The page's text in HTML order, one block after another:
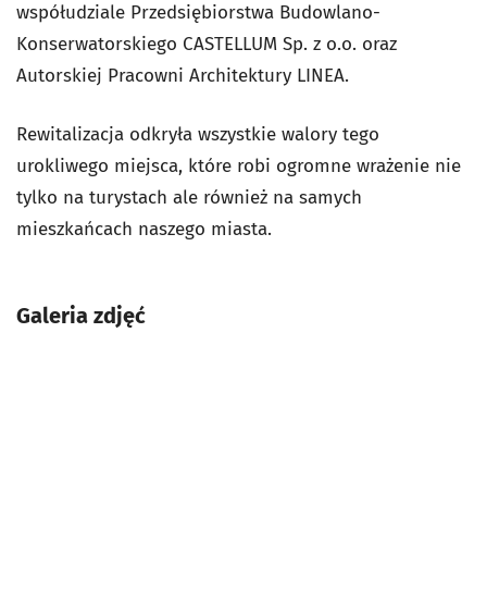
współudziale Przedsiębiorstwa Budowlano-
Konserwatorskiego CASTELLUM Sp. z o.o. oraz
Autorskiej Pracowni Architektury LINEA.
Rewitalizacja odkryła wszystkie walory tego
urokliwego miejsca, które robi ogromne wrażenie nie
tylko na turystach ale również na samych
mieszkańcach naszego miasta.
Galeria zdjęć